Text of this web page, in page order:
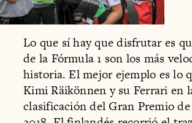
Lo que sí hay que disfrutar es
de la Fórmula 1 son los más
historia. El mejor ejemplo es lo
Kimi Räikönnen y su Ferrari en
clasificación del Gran Premio